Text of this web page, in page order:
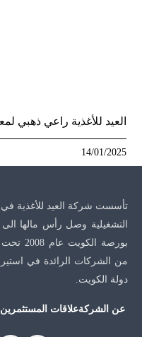
العيد للأغذية راعي ذهبي
14/01/2025
بورصة
من الشركات الرائدة في
دولة الكويت.
عن الشركةعلاقات المستثمرين